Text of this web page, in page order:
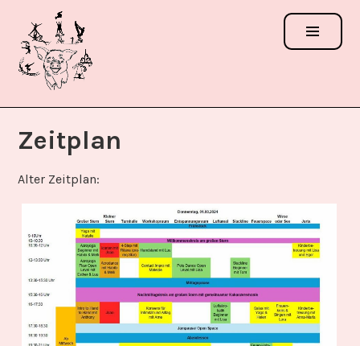
Inhalt
springen
ACROSCHWEINCHEN
Zeitplan
Alter Zeitplan: